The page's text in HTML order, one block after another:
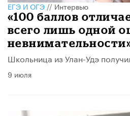
ЕГЭ И ОГЭ//Интервью
«100 баллов
всего лишь одной
Школьница из Улан-Удэ
9 июля